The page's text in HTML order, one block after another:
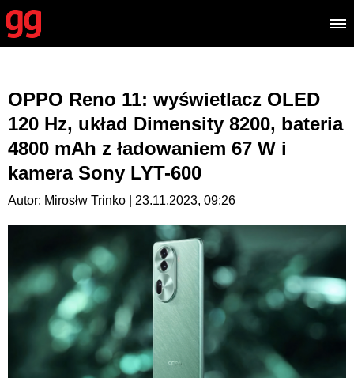
OPPO Reno 11: wyświetlacz OLED
120 Hz, układ Dimensity 8200, bateria
4800 mAh z ładowaniem 67 W i
kamera Sony LYT-600
Autor: Mirosłw Trinko | 23.11.2023, 09:26